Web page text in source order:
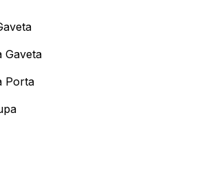
Gaveta
Porta